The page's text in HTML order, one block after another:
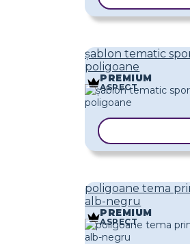
șablon tematic
poligoane
PREMIUM
ASPECT
poligoane tema
alb-negru
PREMIUM
ASPECT